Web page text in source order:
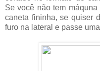
Se você não tem
caneta fininha, se quiser
furo na lateral e passe